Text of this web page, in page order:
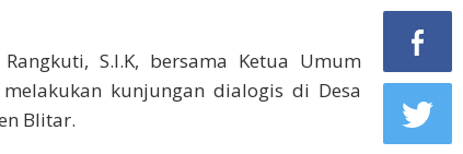
S.I.K, bersama Ketua Umum
kunjungan dialogis di Desa
Blitar.